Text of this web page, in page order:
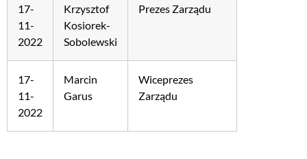
17-
11-
2022
Krzysztof
Kosiorek-
Sobolewski
Prezes Zarządu
17-
11-
2022
Marcin
Garus
Wiceprezes
Zarządu